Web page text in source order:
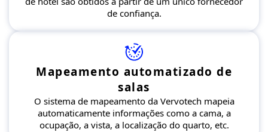
de confiança.
Mapeamento automatizado de
salas
O sistema de mapeamento da Vervotech mapeia
automaticamente informações como a cama, a
ocupação, a vista, a localização do quarto, etc.